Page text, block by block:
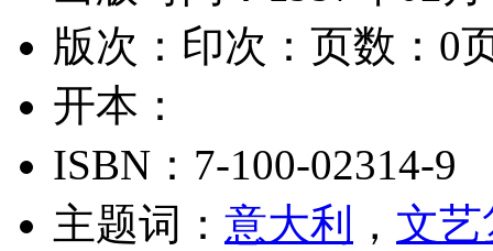
版次： 印次： 页数：0
开本：
ISBN：7-100-02314-9
主题词： 意大利 ， 文